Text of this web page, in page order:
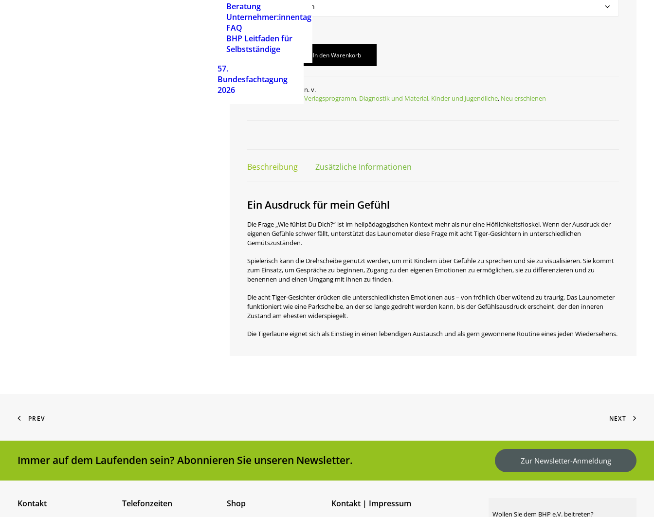
Beratung
Unternehmer:innentag
FAQ
BHP Leitfaden für
Selbstständige
57.
Bundesfachtagung
2026
In den Warenkorb
n. v.
Verlagsprogramm, Diagnostik und Material, Kinder und Jugendliche, Neu erschienen
Beschreibung Zusätzliche Informationen
Ein Ausdruck für mein Gefühl
Die Frage „Wie fühlst Du Dich?“ ist im heilpädagogischen Kontext mehr als nur eine Höflichkeitsfloskel. Wenn der Ausdruck der
eigenen Gefühle schwer fällt, unterstützt das Launometer diese Frage mit acht Tiger-Gesichtern in unterschiedlichen
Gemütszuständen.
Spielerisch kann die Drehscheibe genutzt werden, um mit Kindern über Gefühle zu sprechen und sie zu visualisieren. Sie kommt
zum Einsatz, um Gespräche zu beginnen, Zugang zu den eigenen Emotionen zu ermöglichen, sie zu differenzieren und zu
benennen und einen Umgang mit ihnen zu finden.
Die acht Tiger-Gesichter drücken die unterschiedlichsten Emotionen aus – von fröhlich über wütend zu traurig. Das Launometer
funktioniert wie eine Parkscheibe, an der so lange gedreht werden kann, bis der Gefühlsausdruck erscheint, der den inneren
Zustand am ehesten widerspiegelt.
Die Tigerlaune eignet sich als Einstieg in einen lebendigen Austausch und als gern gewonnene Routine eines jeden Wiedersehens.
PREV NEXT
Immer auf dem Laufenden sein? Abonnieren Sie unseren Newsletter. Zur Newsletter-Anmeldung
Kontakt Telefonzeiten Shop Kontakt | Impressum
Wollen Sie dem BHP e.V. beitreten?